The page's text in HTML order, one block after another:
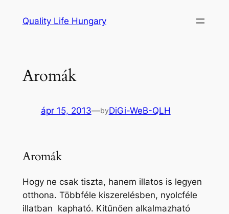
Quality Life Hungary
Aromák
ápr 15, 2013—byDiGi-WeB-QLH
Aromák
Hogy ne csak tiszta, hanem illatos is legyen
otthona. Többféle kiszerelésben, nyolcféle
illatban kapható. Kitűnően alkalmazható